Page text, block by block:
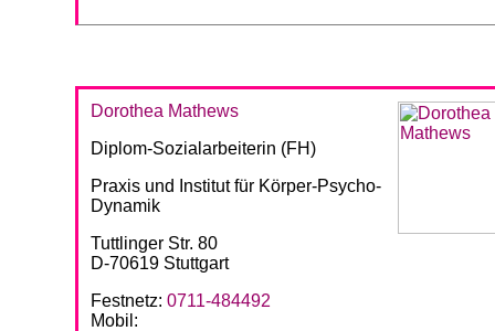
Dorothea Mathews
Diplom-Sozialarbeiterin (FH)
Praxis und Institut für Körper-Psycho-
Dynamik
Tuttlinger Str. 80
D-70619 Stuttgart
Festnetz: 0711-484492
Mobil: